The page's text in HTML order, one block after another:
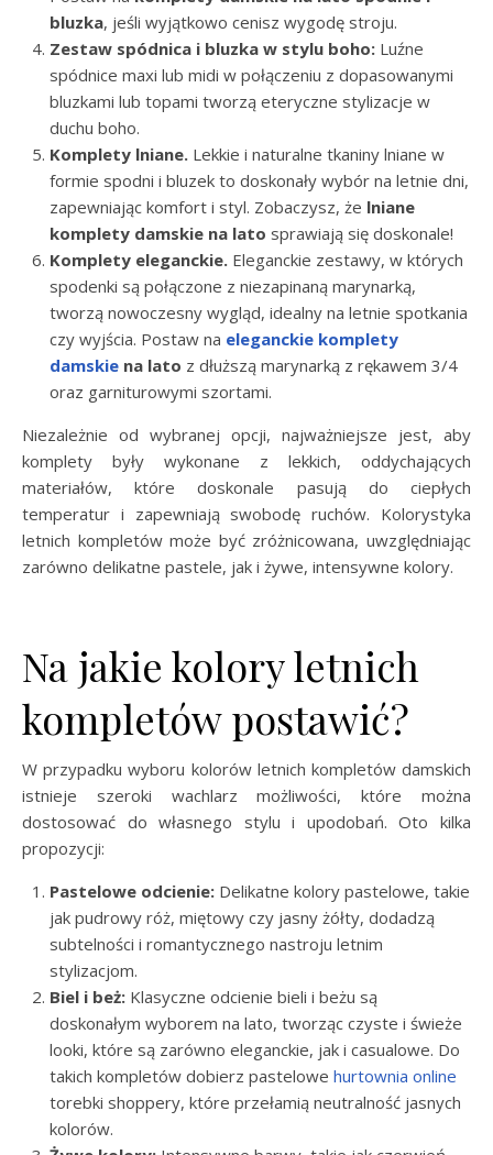
bluzka, jeśli wyjątkowo cenisz wygodę stroju.
Zestaw spódnica i bluzka w stylu boho: Luźne
spódnice maxi lub midi w połączeniu z dopasowanymi
bluzkami lub topami tworzą eteryczne stylizacje w
duchu boho.
Komplety lniane. Lekkie i naturalne tkaniny lniane w
formie spodni i bluzek to doskonały wybór na letnie dni,
zapewniając komfort i styl. Zobaczysz, że lniane
komplety damskie na lato sprawiają się doskonale!
Komplety eleganckie. Eleganckie zestawy, w których
spodenki są połączone z niezapinaną marynarką,
tworzą nowoczesny wygląd, idealny na letnie spotkania
czy wyjścia. Postaw na eleganckie komplety
damskie na lato z dłuższą marynarką z rękawem 3/4
oraz garniturowymi szortami.
Niezależnie od wybranej opcji, najważniejsze jest, aby
komplety były wykonane z lekkich, oddychających
materiałów, które doskonale pasują do ciepłych
temperatur i zapewniają swobodę ruchów. Kolorystyka
letnich kompletów może być zróżnicowana, uwzględniając
zarówno delikatne pastele, jak i żywe, intensywne kolory.
Na jakie kolory letnich
kompletów postawić?
W przypadku wyboru kolorów letnich kompletów damskich
istnieje szeroki wachlarz możliwości, które można
dostosować do własnego stylu i upodobań. Oto kilka
propozycji:
Pastelowe odcienie: Delikatne kolory pastelowe, takie
jak pudrowy róż, miętowy czy jasny żółty, dodadzą
subtelności i romantycznego nastroju letnim
stylizacjom.
Biel i beż: Klasyczne odcienie bieli i beżu są
doskonałym wyborem na lato, tworząc czyste i świeże
looki, które są zarówno eleganckie, jak i casualowe. Do
takich kompletów dobierz pastelowe hurtownia online
torebki shoppery, które przełamią neutralność jasnych
kolorów.